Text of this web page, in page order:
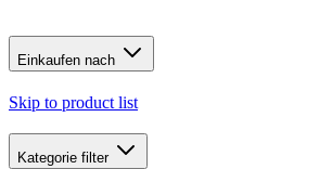
Einkaufen nach
Skip to product list
Kategorie filter